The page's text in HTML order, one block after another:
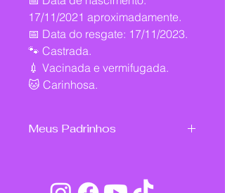
17/11/2021 aproximadamente.
📅 Data do resgate: 17/11/2023.
🐾 Castrada.
💉 Vacinada e vermifugada.
🐱 Carinhosa.
Meus Padrinhos
Cristiane Kawahara